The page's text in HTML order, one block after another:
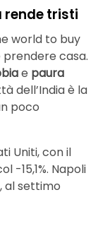
rende tristi
world to buy
prendere casa.
e paura
dell’India è la
poco
Uniti, con il
-15,1%. Napoli
al settimo